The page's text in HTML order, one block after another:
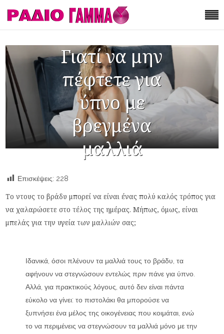
Γιατί να μην
πέφτετε για
ύπνο με
βρεγμένα
μαλλιά
Επισκέψεις: 228
Το ντους το βράδυ μπορεί να είναι ένας πολύ καλός τρόπος για
να χαλαρώσετε στο τέλος της ημέρας. Μήπως, όμως, είναι
μπελάς για την υγεία των μαλλιών σας;
Ιδανικά, όσοι πλένουν τα μαλλιά τους το βράδυ, τα
αφήνουν να στεγνώσουν εντελώς πριν πάνε για ύπνο.
Αλλά, για πρακτικούς λόγους, αυτό δεν είναι πάντα
εύκολο να γίνει: το πιστολάκι θα μπορούσε να
ξυπνήσει ένα μέλος της οικογένειας που κοιμάται, ενώ
το να περιμένεις να στεγνώσουν τα μαλλιά μόνο με την